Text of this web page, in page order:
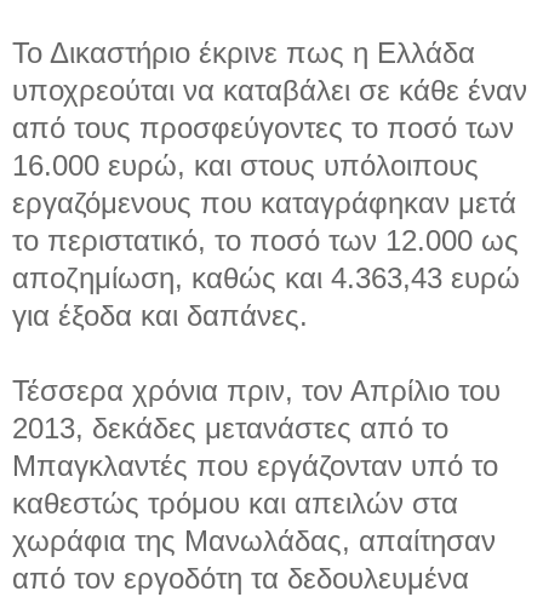
Το Δικαστήριο έκρινε πως η Ελλάδα
υποχρεούται να καταβάλει σε κάθε έναν
από τους προσφεύγοντες το ποσό των
16.000 ευρώ, και στους υπόλοιπους
εργαζόμενους που καταγράφηκαν μετά
το περιστατικό, το ποσό των 12.000 ως
αποζημίωση, καθώς και 4.363,43 ευρώ
για έξοδα και δαπάνες.
Τέσσερα χρόνια πριν, τον Απρίλιο του
2013, δεκάδες μετανάστες από το
Μπαγκλαντές που εργάζονταν υπό το
καθεστώς τρόμου και απειλών στα
χωράφια της Μανωλάδας, απαίτησαν
από τον εργοδότη τα δεδουλευμένα